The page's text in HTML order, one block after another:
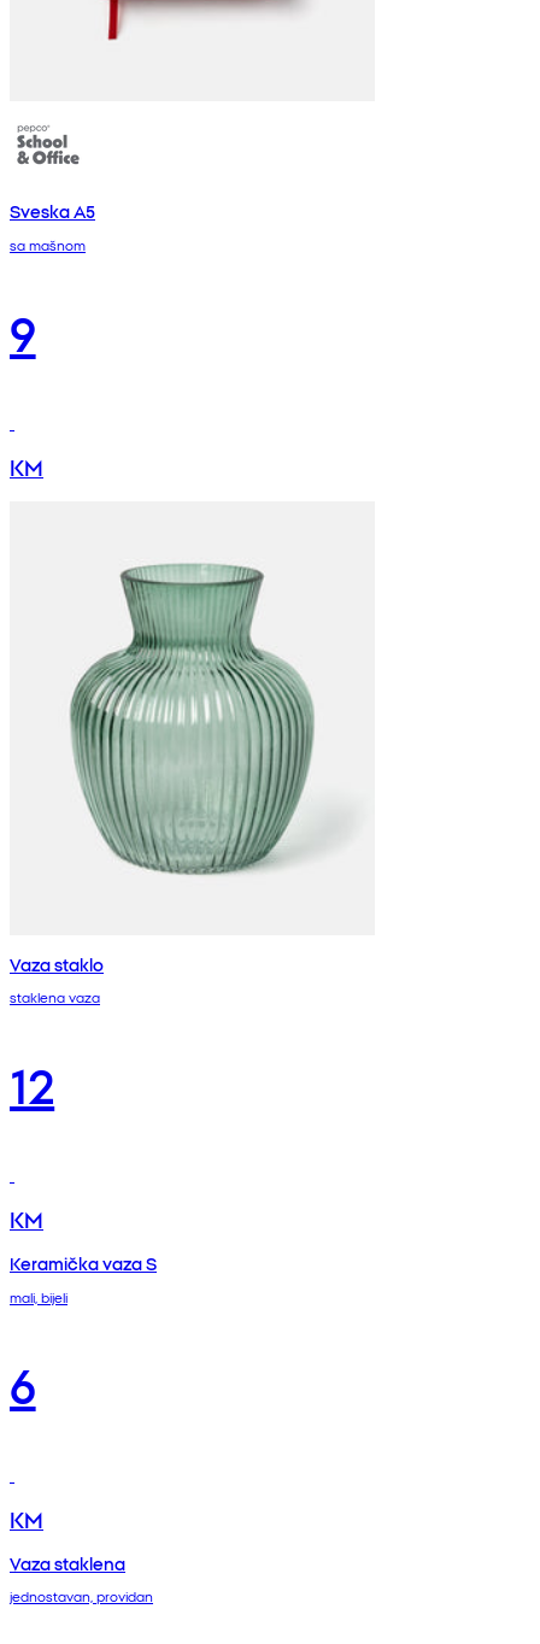
Sveska A5
sa mašnom
9
KM
Vaza staklo
staklena vaza
12
KM
Keramička vaza S
mali, bijeli
6
KM
Vaza staklena
jednostavan, providan